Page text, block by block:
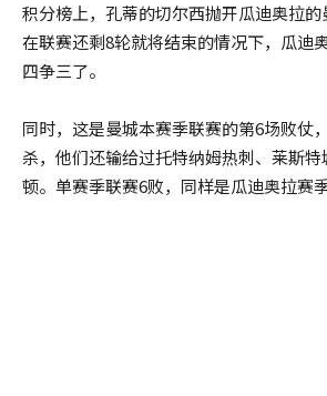
积分榜上，孔蒂的切尔西抛开瓜迪奥拉的
在联赛还剩8轮就将结束的情况下，瓜迪
四争三了。
同时，这是曼城本赛季联赛的第6场败仗
杀，他们还输给过托特纳姆热刺、莱斯
顿。单赛季联赛6败，同样是瓜迪奥拉赛季